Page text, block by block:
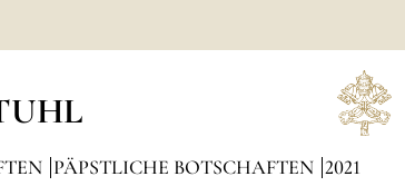
PÄPSTLICHE BOTSCHAFTEN 2021